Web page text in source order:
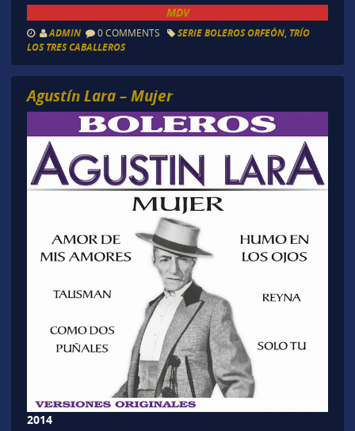
MDV
ADMIN 0 COMMENTS SERIE BOLEROS ORFEÓN, TRÍO
LOS TRES CABALLEROS
Agustín Lara – Mujer
2014